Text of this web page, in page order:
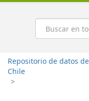
Buscar
Repositorio de datos
Chile
>